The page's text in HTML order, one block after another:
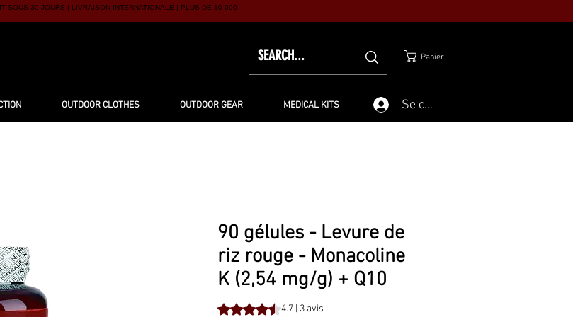
SOUS 30 JOURS | LIVRAISON INTERNATIONALE | PLUS DE 10 000
Panier
OUTDOOR CLOTHES OUTDOOR GEAR MEDICAL KITS Se connecter
90 gélules - Levure de
riz rouge - Monacoline
K (2,54 mg/g) + Q10
La note est de 4.7 sur cinq étoiles selon 3 avis
4.7 | 3 avis